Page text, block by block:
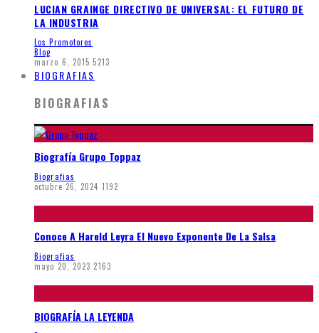
LUCIAN GRAINGE DIRECTIVO DE UNIVERSAL: EL FUTURO DE
LA INDUSTRIA
Los Promotores
Blog
marzo 6, 2015 5213
BIOGRAFIAS
BIOGRAFIAS
Biografía Grupo Toppaz
Biografias
octubre 26, 2024 1192
Conoce A Hareld Leyra El Nuevo Exponente De La Salsa
Biografias
mayo 20, 2023 2163
BIOGRAFÍA LA LEYENDA